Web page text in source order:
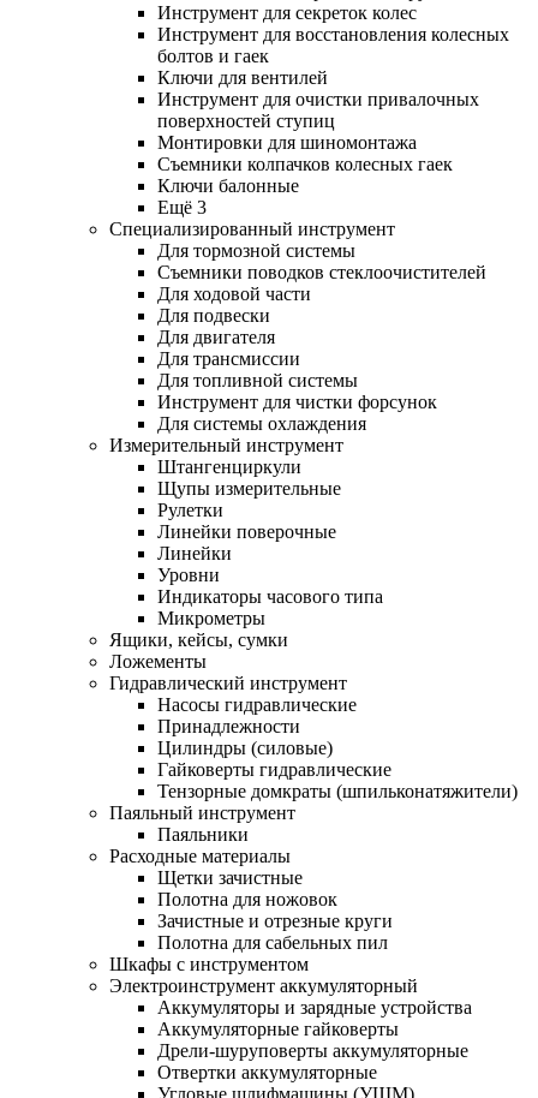
Инструмент для секреток колес
Инструмент для восстановления колесных
болтов и гаек
Ключи для вентилей
Инструмент для очистки привалочных
поверхностей ступиц
Монтировки для шиномонтажа
Съемники колпачков колесных гаек
Ключи балонные
Ещё 3
Специализированный инструмент
Для тормозной системы
Съемники поводков стеклоочистителей
Для ходовой части
Для подвески
Для двигателя
Для трансмиссии
Для топливной системы
Инструмент для чистки форсунок
Для системы охлаждения
Измерительный инструмент
Штангенциркули
Щупы измерительные
Рулетки
Линейки поверочные
Линейки
Уровни
Индикаторы часового типа
Микрометры
Ящики, кейсы, сумки
Ложементы
Гидравлический инструмент
Насосы гидравлические
Принадлежности
Цилиндры (силовые)
Гайковерты гидравлические
Тензорные домкраты (шпильконатяжители)
Паяльный инструмент
Паяльники
Расходные материалы
Щетки зачистные
Полотна для ножовок
Зачистные и отрезные круги
Полотна для сабельных пил
Шкафы с инструментом
Электроинструмент аккумуляторный
Аккумуляторы и зарядные устройства
Аккумуляторные гайковерты
Дрели-шуруповерты аккумуляторные
Отвертки аккумуляторные